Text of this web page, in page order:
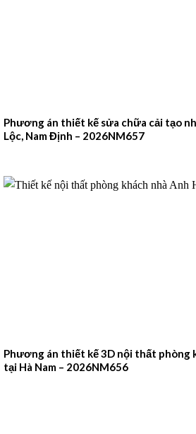
Phương án thiết kế sửa chữa cải tạo
Lộc, Nam Định – 2026NM657
Phương án thiết kế 3D nội thất phòng
tại Hà Nam – 2026NM656